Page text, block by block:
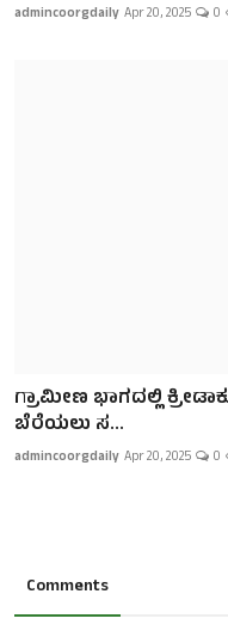
admincoorgdaily Apr 20, 2025 0
ಗ್ರಾಮೀಣ ಭಾಗದಲ್ಲಿ
ಬೆರೆಯಲು ಸ...
admincoorgdaily Apr 20, 2025 0
Comments